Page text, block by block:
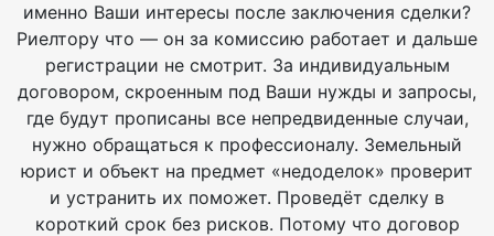
именно Ваши интересы после заключения сделки?
Риелтору что — он за комиссию работает и дальше
регистрации не смотрит. За индивидуальным
договором, скроенным под Ваши нужды и запросы,
где будут прописаны все непредвиденные случаи,
нужно обращаться к профессионалу. Земельный
юрист и объект на предмет «недоделок» проверит
и устранить их поможет. Проведёт сделку в
короткий срок без рисков. Потому что договор